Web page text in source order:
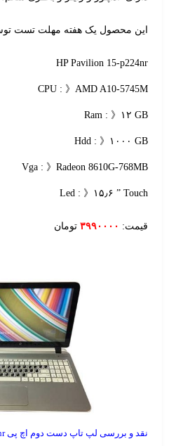
این محصول یک هفته مهلت تست
HP Pavilion 15-p224nr
CPU : 》AMD A10-5745M
Ram : 》۱۲ GB
Hdd : 》۱۰۰۰ GB
Vga : 》Radeon 8610G-768MB
Led : 》۱۵٫۶ ” Touch
قیمت: ۳۹۹۰۰۰۰ تومان
نقد و بررسی لپ تاپ دست دوم اچ پی Pavilion 15-p224nr